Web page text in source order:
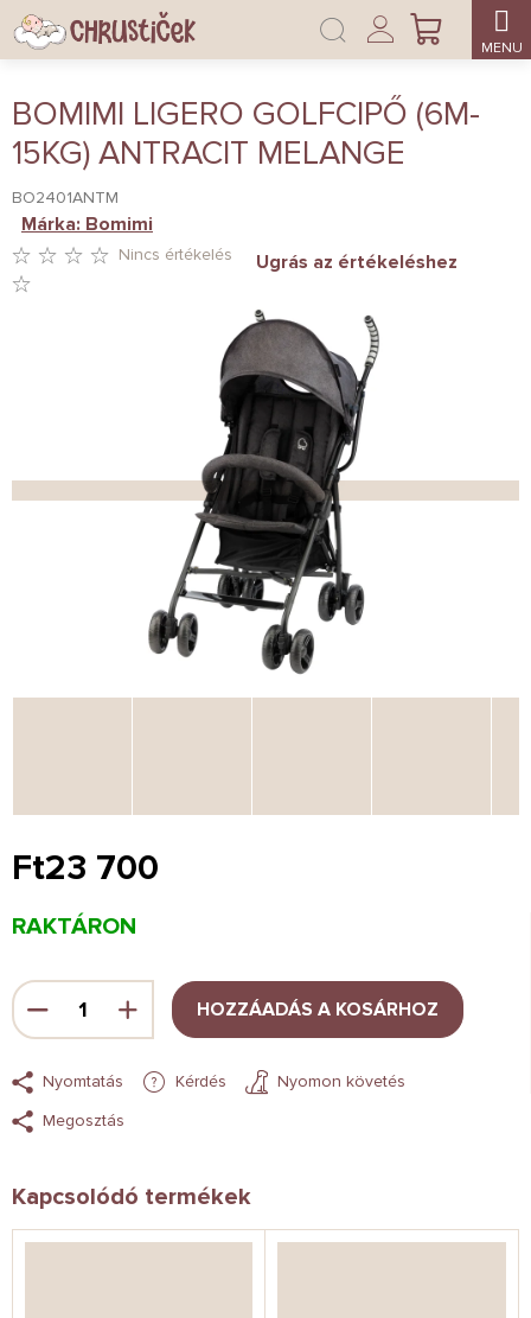
Ugrás
fő
KOSÁR
Bejelentkezés
BOMIMI LIGERO GOLFCIPŐ (6M-
15KG) ANTRACIT MELANGE
BO2401ANTM
CSILLAG.
Nincs értékelés Ugrás az értékeléshez
Márka: Bomimi
Ft23 700
Egységár:
RAKTÁRON
HOZZÁADÁS A KOSÁRHOZ
Nyomtatás Kérdés
Nyomon követés
Megosztás
Kapcsolódó termékek